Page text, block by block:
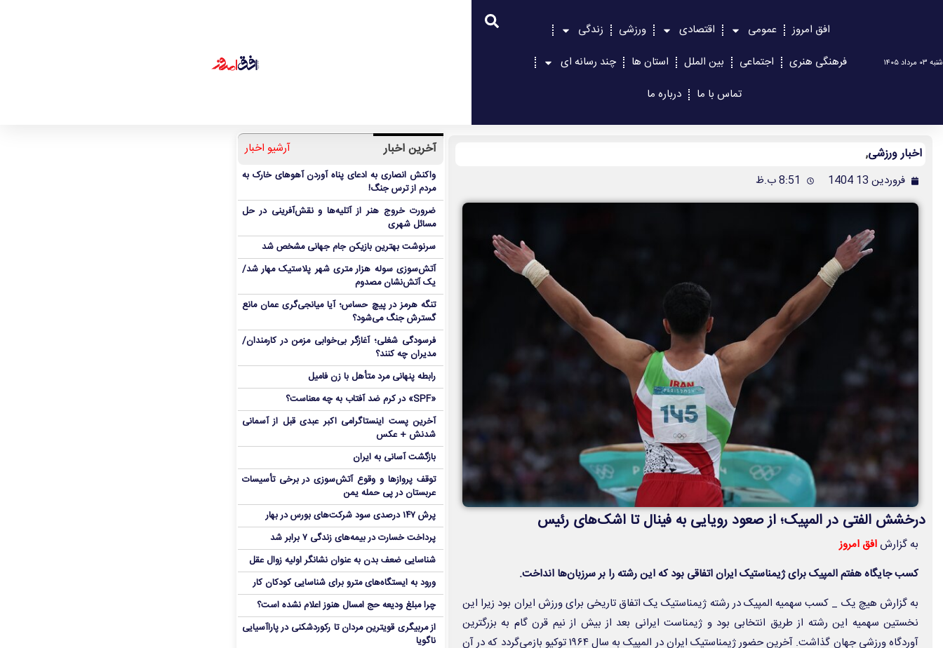
شنبه ۰۳ مرداد ۱۴۰۵
افق امروز عمومی اقتصادی ورزشی
زندگی
فرهنگی هنری
اجتماعی بین الملل استان ها
چند رسانه ای
تماس با ما
درباره ما
اخبار ورزشی,
فروردین 13 1404 8:51 ب.ظ
درخشش الفتی در المپیک؛ از صعود رویایی به فینال تا اشک‌های رئیس
به گزارش افق امروز
کسب جایگاه هفتم المپیک برای ژیمناستیک ایران اتفاقی بود که این رشته را بر سرزبان‌ها انداخت.
به گزارش هیچ یک _ کسب سهمیه المپیک در رشته ژیمناستیک یک اتفاق تاریخی برای ورزش ایران بود زیرا این
نخستین سهمیه این رشته از طریق انتخابی بود و ژیمناست ایرانی بعد از بیش از نیم قرن گام به بزرگترین
آوردگاه ورزشی جهان گذاشت. آخرین حضور ژیمناستیک ایران در المپیک به سال ۱۹۶۴ توکیو بازمی‌گردد که در آن
آخرین اخبار آرشیو اخبار
واکنش انصاری به ادعای پناه آوردن آهوهای خارک به
مردم از ترس جنگ!
ضرورت خروج هنر از آتلیه‌ها و نقش‌آفرینی در حل
مسائل شهری
سرنوشت بهترین بازیکن جام جهانی مشخص شد
آتش‌سوزی سوله هزار متری شهر پلاستیک مهار شد/
یک آتش‌نشان مصدوم
تنگه هرمز در پیچ حساس؛ آیا میانجی‌گری عمان مانع
گسترش جنگ می‌شود؟
فرسودگی شغلی؛ آغازگر بی‌خوابی مزمن در کارمندان/
مدیران چه کنند؟
رابطه پنهانی مرد متأهل با زن فامیل
«SPF» در کرم ضد آفتاب به چه معناست؟
آخرین پست اینستاگرامی اکبر عبدی قبل از آسمانی
شدنش + عکس
بازگشت آسانی به ایران
توقف پروازها و وقوع آتش‌سوزی در برخی تأسیسات
عربستان در پی حمله یمن
پرش ۱۴۷ درصدی سود شرکت‌های بورس در بهار
پرداخت خسارت در بیمه‌های زندگی ۷ برابر شد
شناسایی ضعف بدن به عنوان نشانگر اولیه زوال عقل
ورود به ایستگاه‌های مترو برای شناسایی کودکان کار
چرا مبلغ ودیعه حج امسال هنوز اعلام نشده است؟
از مربیگری قویترین مردان تا رکوردشکنی در پاراآسیایی
ناگویا